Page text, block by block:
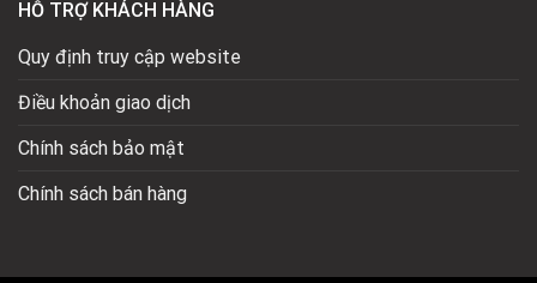
HỖ TRỢ KHÁCH HÀNG
Quy định truy cập website
Điều khoản giao dịch
Chính sách bảo mật
Chính sách bán hàng